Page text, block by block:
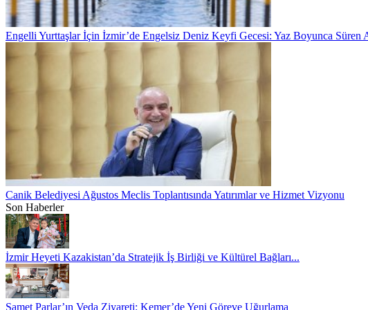
Engelli Yurttaşlar İçin İzmir’de Engelsiz Deniz Keyfi Gecesi: Yaz Boyunca Süren
Canik Belediyesi Ağustos Meclis Toplantısında Yatırımlar ve Hizmet Vizyonu
Son Haberler
İzmir Heyeti Kazakistan’da Stratejik İş Birliği ve Kültürel Bağları...
Samet Parlar’ın Veda Ziyareti: Kemer’de Yeni Göreve Uğurlama